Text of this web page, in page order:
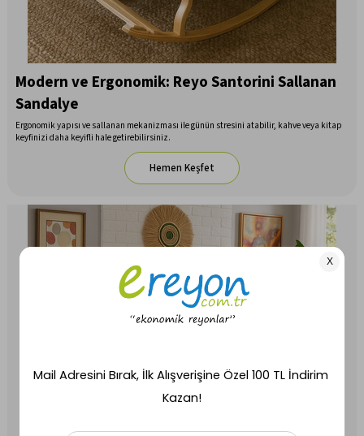
Modern ve Ergonomik: Reyo Santorini Sallanan
Sandalye
Ergonomik yapısı ve sallanan mekanizması ile günün stresini atabilir, kahve veya kitap
keyfinizi daha keyifli hale getirebilirsiniz.
Hemen Keşfet